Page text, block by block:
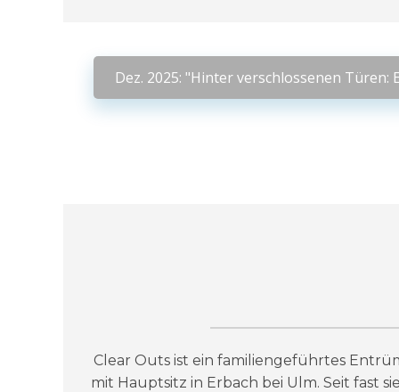
Dez. 2025: "Hinter verschlossenen
Clear Outs ist ein familiengeführtes
mit Hauptsitz in Erbach bei Ulm. Seit fast